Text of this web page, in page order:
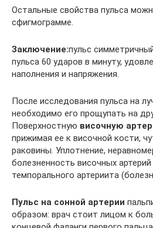
Остальные свойства пульса
сфигмограмме.
Заключение:пульс
пульса 60 ударов в минуту,
наполнения и напряжения.
После исследования пульса на
необходимо его прощупать на
Поверхностную височную
прижимая ее к височной кости,
раковины. Уплотнение,
болезненность височных
темпорального артериита
Пульс на сонной артерии
образом: врач стоит лицом к